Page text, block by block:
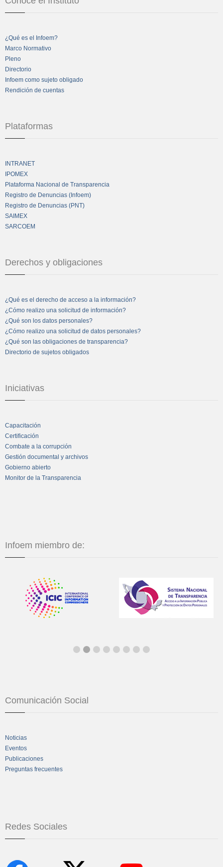
¿Qué es el Infoem?
Marco Normativo
Pleno
Directorio
Infoem como sujeto obligado
Rendición de cuentas
Plataformas
INTRANET
IPOMEX
Plataforma Nacional de Transparencia
Registro de Denuncias (Infoem)
Registro de Denuncias (PNT)
SAIMEX
SARCOEM
Derechos y obligaciones
¿Qué es el derecho de acceso a la información?
¿Cómo realizo una solicitud de información?
¿Qué son los datos personales?
¿Cómo realizo una solicitud de datos personales?
¿Qué son las obligaciones de transparencia?
Directorio de sujetos obligados
Iniciativas
Capacitación
Certificación
Combate a la corrupción
Gestión documental y archivos
Gobierno abierto
Monitor de la Transparencia
Infoem miembro de:
Comunicación Social
Noticias
Eventos
Publicaciones
Preguntas frecuentes
Redes Sociales